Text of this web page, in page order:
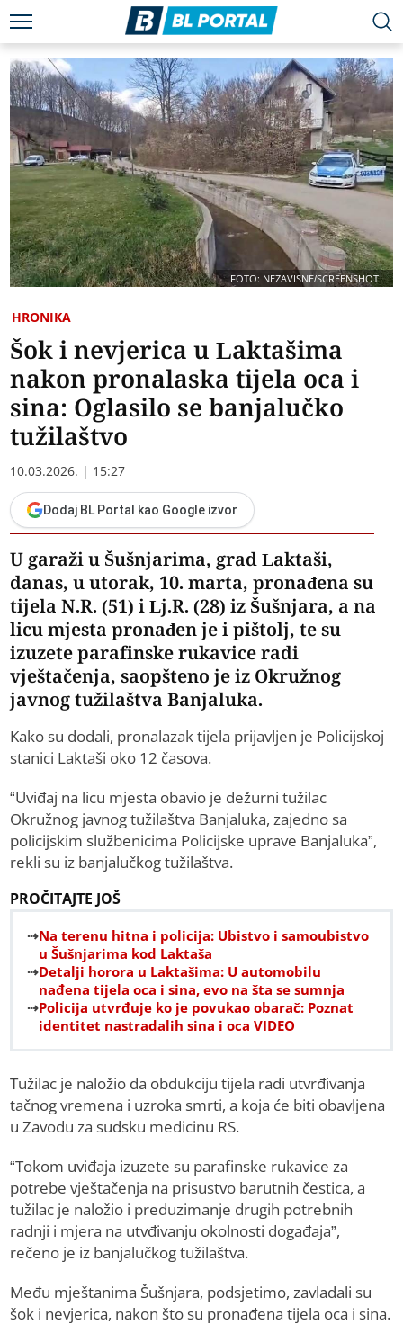
FOTO: NEZAVISNE/SCREENSHOT
HRONIKA
Šok i nevjerica u Laktašima
nakon pronalaska tijela oca i
sina: Oglasilo se banjalučko
tužilaštvo
10.03.2026. | 15:27
Dodaj BL Portal kao Google izvor
U garaži u Šušnjarima, grad Laktaši,
danas, u utorak, 10. marta, pronađena su
tijela N.R. (51) i Lj.R. (28) iz Šušnjara, a na
licu mjesta pronađen je i pištolj, te su
izuzete parafinske rukavice radi
vještačenja, saopšteno je iz Okružnog
javnog tužilaštva Banjaluka.
Kako su dodali, pronalazak tijela prijavljen je Policijskoj
stanici Laktaši oko 12 časova.
“Uviđaj na licu mjesta obavio je dežurni tužilac
Okružnog javnog tužilaštva Banjaluka, zajedno sa
policijskim službenicima Policijske uprave Banjaluka”,
rekli su iz banjalučkog tužilaštva.
PROČITAJTE JOŠ
Na terenu hitna i policija: Ubistvo i samoubistvo
u Šušnjarima kod Laktaša
Detalji horora u Laktašima: U automobilu
nađena tijela oca i sina, evo na šta se sumnja
Policija utvrđuje ko je povukao obarač: Poznat
identitet nastradalih sina i oca VIDEO
Tužilac je naložio da obdukciju tijela radi utvrđivanja
tačnog vremena i uzroka smrti, a koja će biti obavljena
u Zavodu za sudsku medicinu RS.
“Tokom uviđaja izuzete su parafinske rukavice za
potrebe vještačenja na prisustvo barutnih čestica, a
tužilac je naložio i preduzimanje drugih potrebnih
radnji i mjera na utvđivanju okolnosti događaja”,
rečeno je iz banjalučkog tužilaštva.
Među mještanima Šušnjara, podsjetimo, zavladali su
šok i nevjerica, nakon što su pronađena tijela oca i sina.